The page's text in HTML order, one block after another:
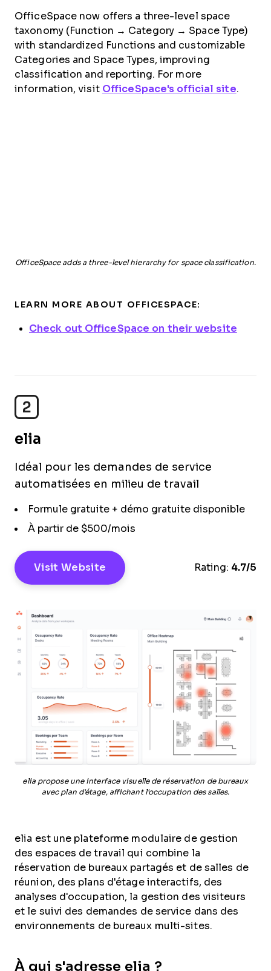
OfficeSpace adds a three-level hierarchy for space classification.
OfficeSpace now offers a three-level space
taxonomy (Function → Category → Space Type)
with standardized Functions and customizable
Categories and Space Types, improving
classification and reporting. For more
information, visit OfficeSpace's official site.
LEARN MORE ABOUT OFFICESPACE:
Check out OfficeSpace on their website
2
elia
Idéal pour les demandes de service
automatisées en milieu de travail
Formule gratuite + démo gratuite disponible
À partir de $500/mois
Visit Website Rating: 4.7/5
elia propose une interface visuelle de réservation de bureaux
avec plan d'étage, affichant l'occupation des salles.
elia est une plateforme modulaire de gestion
des espaces de travail qui combine la
réservation de bureaux partagés et de salles de
réunion, des plans d'étage interactifs, des
analyses d'occupation, la gestion des visiteurs
et le suivi des demandes de service dans des
environnements de bureaux multi-sites.
À qui s'adresse elia ?